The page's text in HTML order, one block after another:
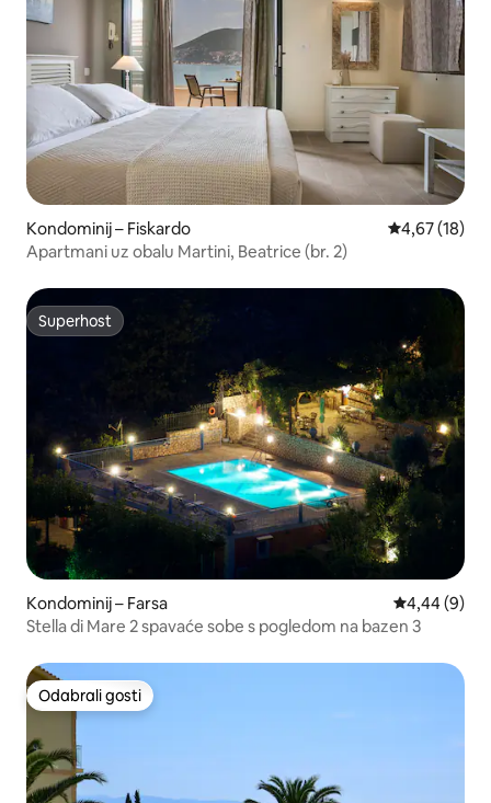
Kondominij – Fiskardo Prosječna
4,67 (18)
Apartmani uz obalu Martini, Beatrice (br. 2)
Superhost
Superhost
Kondominij – Farsa Prosječna
4,44 (9)
Stella di Mare 2 spavaće sobe s pogledom na bazen 3
Odabrali gosti
Odabrali gosti